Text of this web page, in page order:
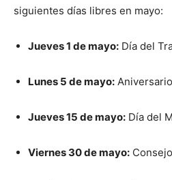
siguientes días libres en mayo:
Jueves 1 de mayo: Día del
Lunes 5 de mayo:
Jueves 15 de mayo: Día del
Viernes 30 de mayo: